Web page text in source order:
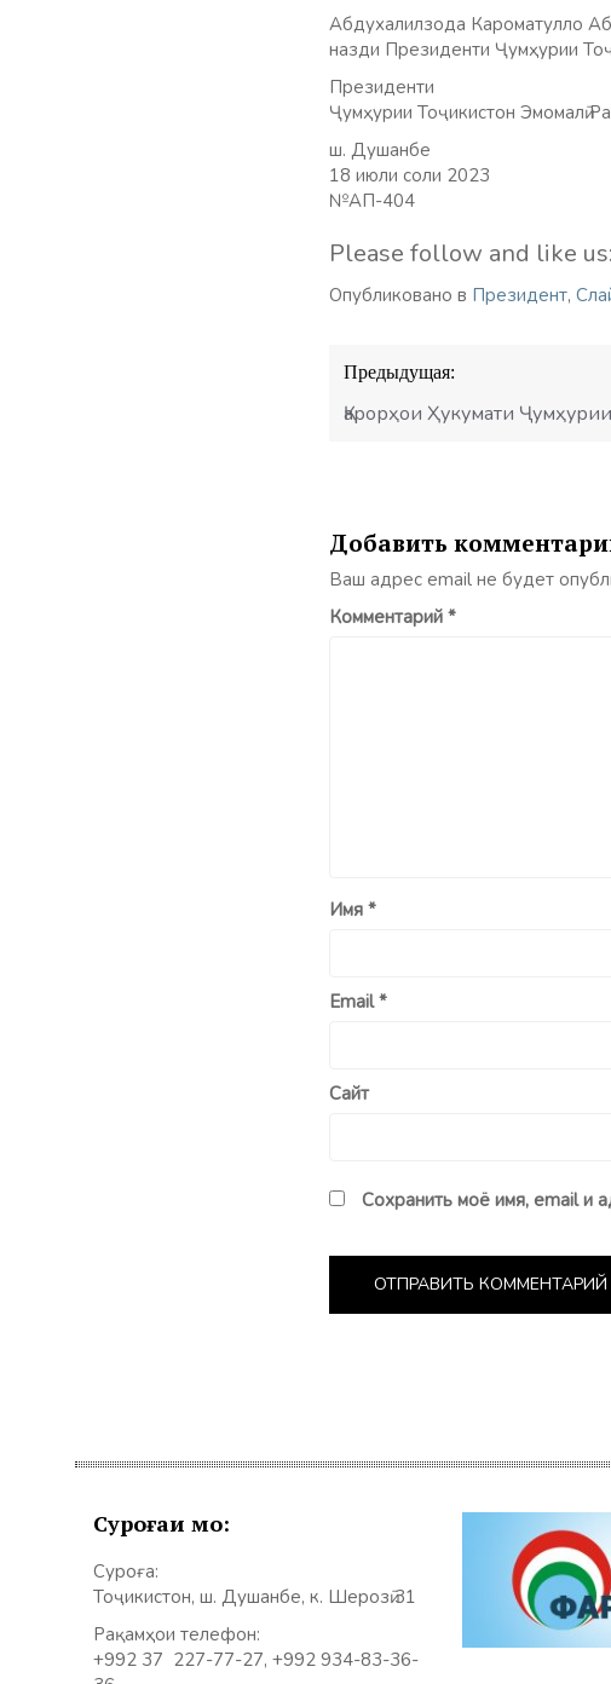
Абдухалилзода Кароматулло
назди Президенти Ҷумҳурии
Президенти
Ҷумҳурии Тоҷикистон Эмомалӣ
ш. Душанбе
18 июли соли 2023
№АП-404
Please follow and like us:
Опубликовано в Президент,
Навигация
по
записям
Предыдущая:
Қарорҳои Ҳукумати
Добавить
Ваш адрес email не будет
Комментарий *
Имя *
Email*
Сайт
Сохранить моё имя, email и
Суроғаи мо:
Суроға:
Тоҷикистон, ш. Душанбе, к. Шерозӣ 31
Рақамҳои телефон:
+992 37 227-77-27, +992 934-83-36-